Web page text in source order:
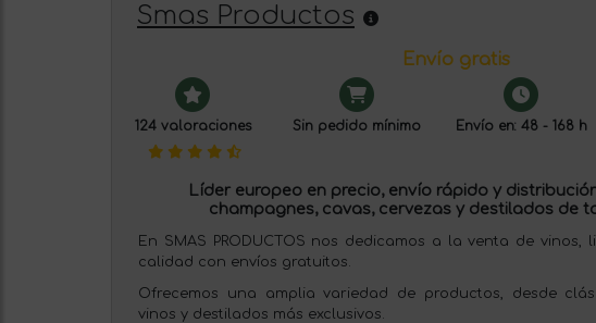
Smas Productos
Envío gratis
124 valoraciones Sin pedido mínimo Envío en: 48 - 168 h
Líder europeo en precio, envío rápido y
champagnes, cavas, cervezas y destilados de
En SMAS PRODUCTOS nos dedicamos a la venta de
calidad con envíos gratuitos.
Ofrecemos una amplia variedad de productos, desde
vinos y destilados más exclusivos.